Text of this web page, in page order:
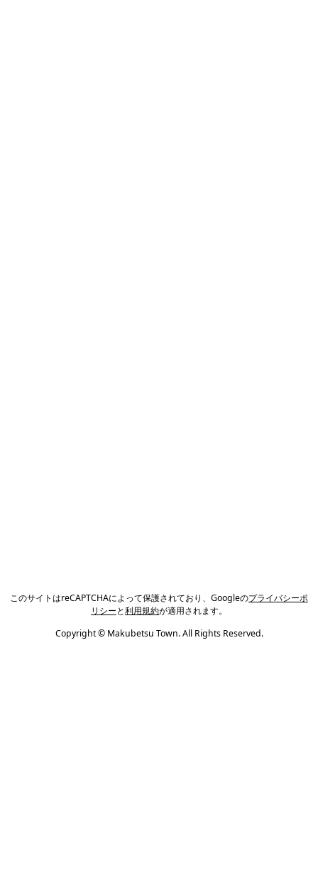
このサイトはreCAPTCHAによって保護されており、Googleのプライバシーポ
リシーと利用規約が適用されます。
Copyright © Makubetsu Town. All Rights Reserved.